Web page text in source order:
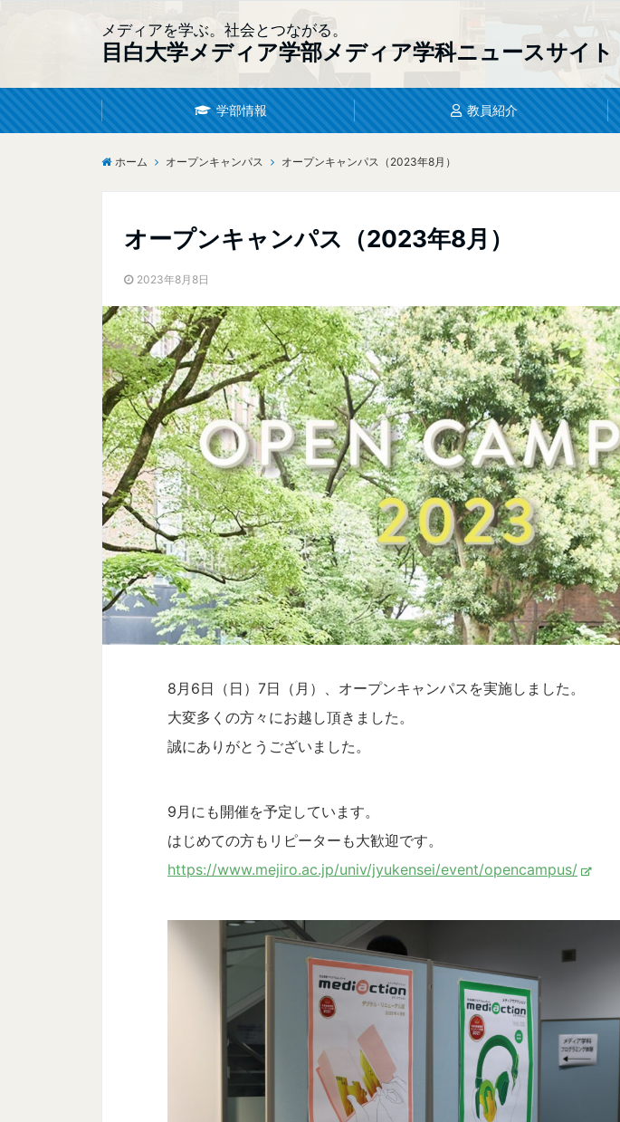
メディアを学ぶ。社会とつながる。
目白大学メディア学部メディア学科ニュースサイト
学部情報 教員紹介
ホーム オープンキャンパス オープンキャンパス（2023年8月）
オープンキャンパス（2023年8月）
2023年8月8日
8月6日（日）7日（月）、オープンキャンパスを実施しました。
大変多くの方々にお越し頂きました。
誠にありがとうございました。
9月にも開催を予定しています。
はじめての方もリピーターも大歓迎です。
https://www.mejiro.ac.jp/univ/jyukensei/event/opencampus/